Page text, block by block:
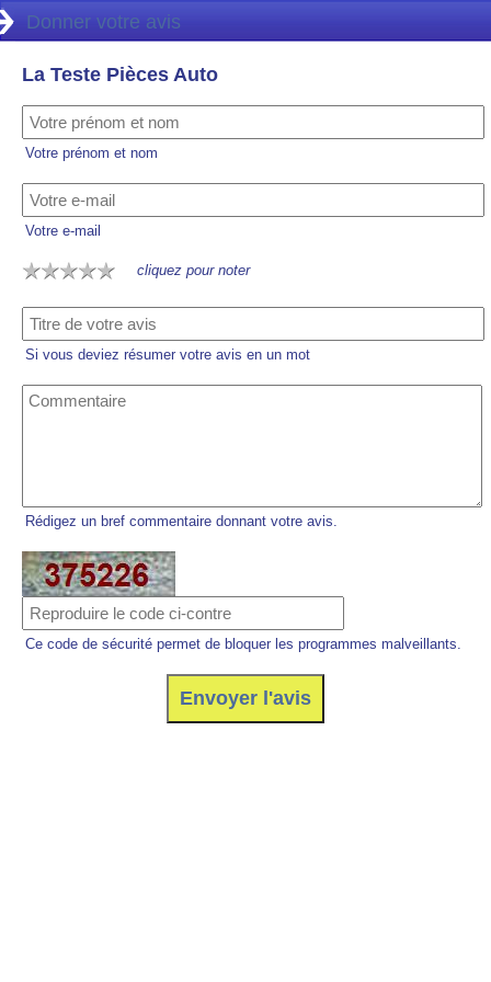
Donner votre avis
La Teste Pièces Auto
Votre prénom et nom
Votre e-mail
cliquez pour noter
Si vous deviez résumer votre avis en un mot
Rédigez un bref commentaire donnant votre avis.
Ce code de sécurité permet de bloquer les programmes malveillants.